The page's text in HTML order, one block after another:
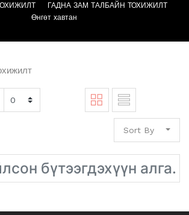
ГАДНА ЗАМ ТАЛБАЙН ТОХИЖИЛТ
Өнгөт хавтан
Sort By
бүтээгдэхүүн алга.